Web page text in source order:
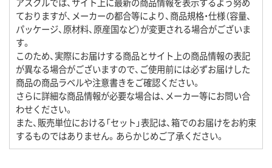
ておりますが、メーカーの都合等により、商品規格・仕様（容量、
パッケージ、原材料、原産国など）が変更される場合がございま
す。
このため、実際にお届けする商品とサイト上の商品情報の表記
が異なる場合がございますので、ご使用前には必ずお届けした
商品の商品ラベルや注意書きをご確認ください。
さらに詳細な商品情報が必要な場合は、メーカー等にお問い合
わせください。
また、販売単位における「セット」表記は、箱でのお届けをお約束
するものではありません。あらかじめご了承ください。